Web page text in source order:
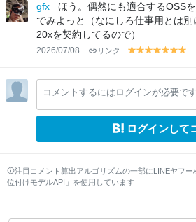
gfx
ほう。偶然にも適合するOSS
でみよっと（なにしろ仕事用とは
20xを契約してるので）
2026/07/08 リンク
y
lo
w
y
lo
w
y
lo
w
y
lo
w
y
lo
w
y
lo
w
lo
w
コメントするにはログインが必要です
ログインして
注目コメント算出アルゴリズムの一部にLINEヤフ
位付けモデルAPI」を使用しています